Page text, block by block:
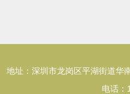
地址：深圳市龙岗区平湖街道华
电话：